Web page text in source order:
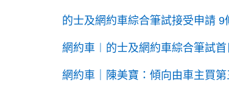
的士及網約車綜合筆試接受申請 9
網約車︱的士及網約車綜合筆試
網約車｜陳美寶：傾向由車主買